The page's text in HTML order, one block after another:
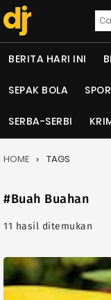
BERITA HARI INI
SEPAK BOLA
SERBA-SERBI
HOME TAGS
#Buah Buahan
11 hasil ditemukan